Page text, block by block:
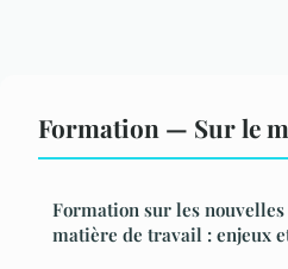
Formation — Sur le
Formation sur les
matière de travail : enjeux